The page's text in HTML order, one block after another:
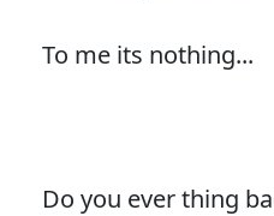
To me its nothing...
Do you ever thing